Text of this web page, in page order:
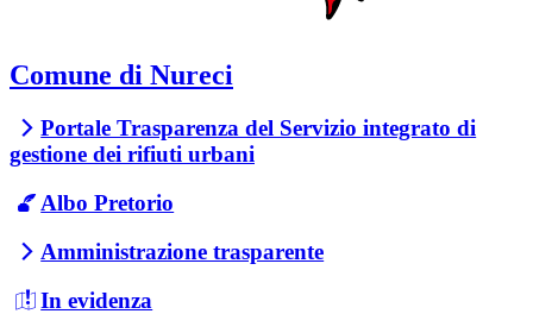
Comune di Nureci
Portale Trasparenza del Servizio integrato di
gestione dei rifiuti urbani
Albo Pretorio
Amministrazione trasparente
In evidenza